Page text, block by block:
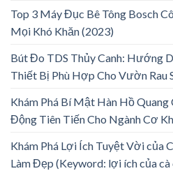
Top 3 Máy Đục Bê Tông Bosch
Mọi Khó Khăn (2023)
Bút Đo TDS Thủy Canh: Hướng
Thiết Bị Phù Hợp Cho Vườn Rau
Khám Phá Bí Mật Hàn Hồ
Động Tiên Tiến Cho Ngành Cơ
Khám Phá Lợi Ích Tuyệt Vời của
Làm Đẹp (Keyword: lợi ích của cà